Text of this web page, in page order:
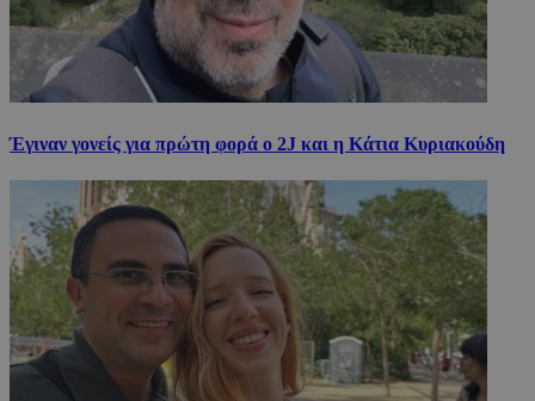
Έγιναν γονείς για πρώτη φορά ο 2J και η Κάτια Κυριακούδη